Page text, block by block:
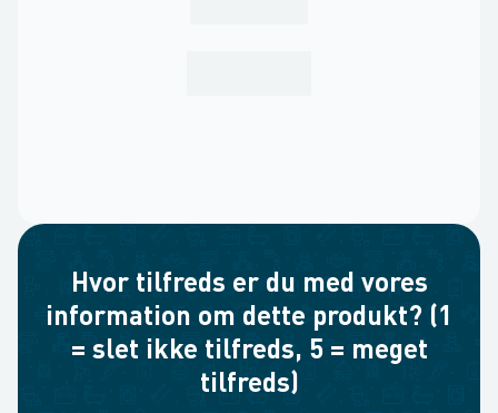
Hvor tilfreds er du med vores
information om dette produkt? (1
= slet ikke tilfreds, 5 = meget
tilfreds)